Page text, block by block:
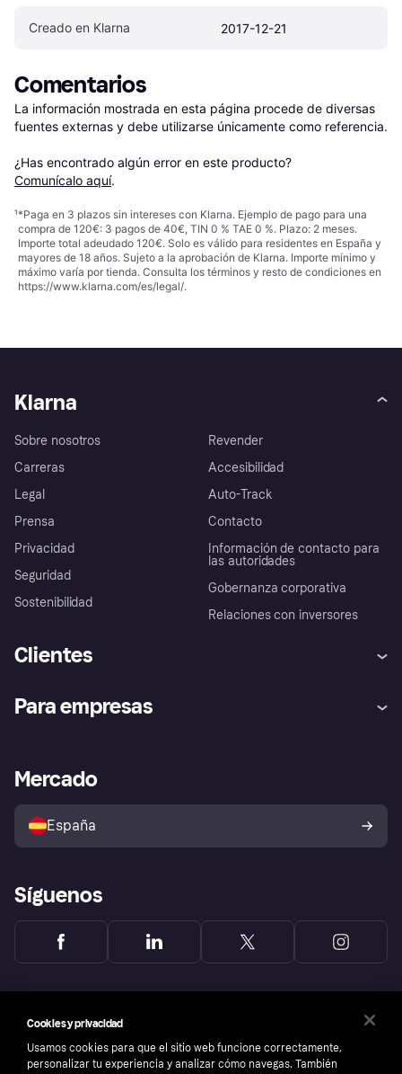
Creado en Klarna 2017-12-21
Comentarios
La información mostrada en esta página procede de diversas
fuentes externas y debe utilizarse únicamente como referencia.
¿Has encontrado algún error en este producto?
Comunícalo aquí.
¹*Paga en 3 plazos sin intereses con Klarna. Ejemplo de pago para una
compra de 120€: 3 pagos de 40€, TIN 0 % TAE 0 %. Plazo: 2 meses.
Importe total adeudado 120€. Solo es válido para residentes en España y
mayores de 18 años. Sujeto a la aprobación de Klarna. Importe mínimo y
máximo varía por tienda. Consulta los términos y resto de condiciones en
https://www.klarna.com/es/legal/.
Klarna
Sobre nosotros
Carreras
Legal
Prensa
Privacidad
Seguridad
Sostenibilidad
Revender
Accesibilidad
Auto-Track
Contacto
Información de contacto para
las autoridades
Gobernanza corporativa
Relaciones con inversores
Clientes
Inicio de sesión
Directorio de tiendas
Política de protección al
comprador de Klarna
Reclamaciones
Para empresas
Acceso empresas
Mercado
España
Síguenos
Cookies y privacidad
Usamos cookies para que el sitio web funcione correctamente,
personalizar tu experiencia y analizar cómo navegas. También